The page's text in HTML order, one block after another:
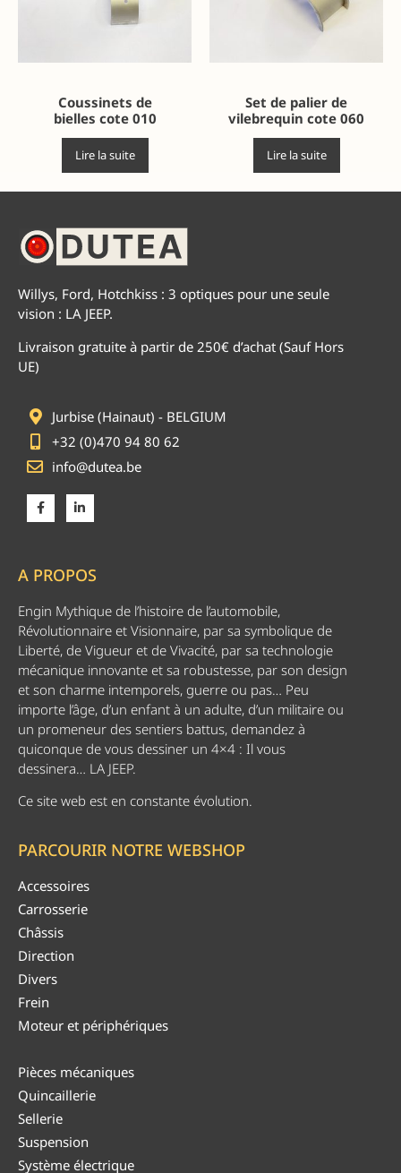
Coussinets de
bielles cote 010
Lire la suite
Set de palier de
vilebrequin cote 060
Lire la suite
Willys, Ford, Hotchkiss : 3 optiques pour une seule
vision : LA JEEP.
Livraison gratuite à partir de 250€ d’achat (Sauf Hors
UE)
Jurbise (Hainaut) - BELGIUM
+32 (0)470 94 80 62
info@dutea.be
A PROPOS
Engin Mythique de l’histoire de l’automobile,
Révolutionnaire et Visionnaire, par sa symbolique de
Liberté, de Vigueur et de Vivacité, par sa technologie
mécanique innovante et sa robustesse, par son design
et son charme intemporels, guerre ou pas… Peu
importe l’âge, d’un enfant à un adulte, d’un militaire ou
un promeneur des sentiers battus, demandez à
quiconque de vous dessiner un 4×4 : Il vous
dessinera… LA JEEP.
Ce site web est en constante évolution.
PARCOURIR NOTRE WEBSHOP
Accessoires
Carrosserie
Châssis
Direction
Divers
Frein
Moteur et périphériques
Pièces mécaniques
Quincaillerie
Sellerie
Suspension
Système électrique